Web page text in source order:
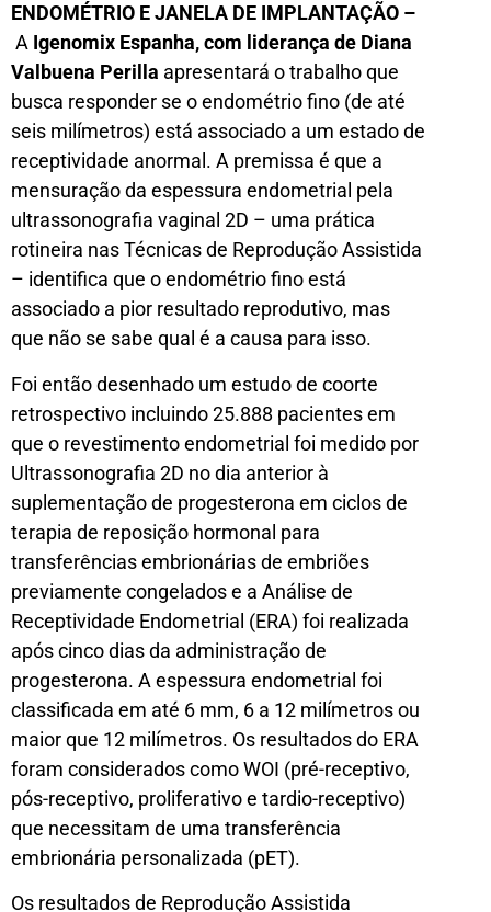
ENDOMÉTRIO E JANELA DE IMPLANTAÇÃO –
A Igenomix Espanha, com liderança de Diana
Valbuena Perilla apresentará o trabalho que
busca responder se o endométrio fino (de até
seis milímetros) está associado a um estado de
receptividade anormal. A premissa é que a
mensuração da espessura endometrial pela
ultrassonografia vaginal 2D – uma prática
rotineira nas Técnicas de Reprodução Assistida
– identifica que o endométrio fino está
associado a pior resultado reprodutivo, mas
que não se sabe qual é a causa para isso.
Foi então desenhado um estudo de coorte
retrospectivo incluindo 25.888 pacientes em
que o revestimento endometrial foi medido por
Ultrassonografia 2D no dia anterior à
suplementação de progesterona em ciclos de
terapia de reposição hormonal para
transferências embrionárias de embriões
previamente congelados e a Análise de
Receptividade Endometrial (ERA) foi realizada
após cinco dias da administração de
progesterona. A espessura endometrial foi
classificada em até 6 mm, 6 a 12 milímetros ou
maior que 12 milímetros. Os resultados do ERA
foram considerados como WOI (pré-receptivo,
pós-receptivo, proliferativo e tardio-receptivo)
que necessitam de uma transferência
embrionária personalizada (pET).
Os resultados de Reprodução Assistida